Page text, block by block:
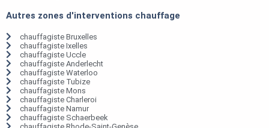
Autres zones d'interventions chauffage
chauffagiste Bruxelles
chauffagiste Ixelles
chauffagiste Uccle
chauffagiste Anderlecht
chauffagiste Waterloo
chauffagiste Tubize
chauffagiste Mons
chauffagiste Charleroi
chauffagiste Namur
chauffagiste Schaerbeek